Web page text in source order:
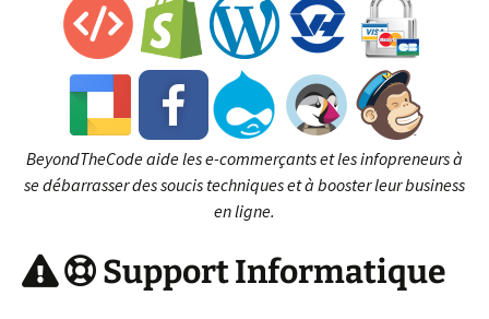
BeyondTheCode aide les e-commerçants et les infopreneurs à
se débarrasser des soucis techniques et à booster leur business
en ligne.
Support Informatique